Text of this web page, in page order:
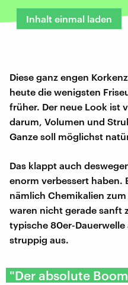
Inhalt einmal laden
Diese ganz engen
heute die wenigsten
früher. Der neue Look ist
darum, Volumen und
Ganze soll möglichst
Das klappt auch
enorm verbessert haben.
nämlich Chemikalien
waren nicht gerade sanft
typische 80er-
struppig aus.
"Der absolute